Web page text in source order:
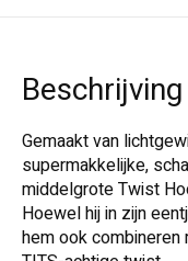
Beschrijving
Gemaakt van
supermakkelijke,
middelgrote Twist
Hoewel hij in zijn
hem ook